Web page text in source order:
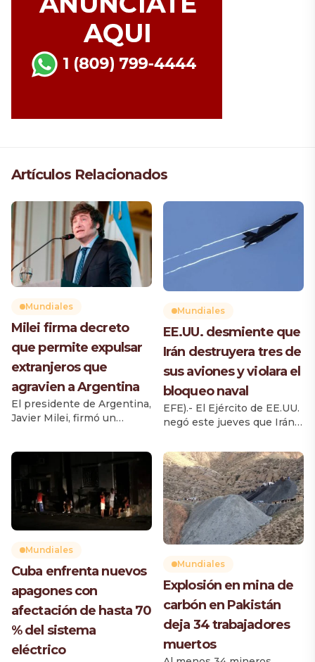
Artículos Relacionados
Mundiales
Milei firma decreto
que permite expulsar
extranjeros que
agravien a Argentina
El presidente de Argentina,
Javier Milei, firmó un
nuevas causas para impedir
el ingreso al país o cancelar
residencias de extranjeros
que hayan realizado
acciones consideradas
como agravios contra los
argentinos, su cultura o su
medida, publicada este
jueves en el Boletín Oficial,
[…]
Mundiales
EE.UU. desmiente que
Irán destruyera tres de
sus aviones y violara el
bloqueo naval
EFE).- El Ejército de EE.UU.
negó este jueves que Irán
aviones caza F-35 en un
ataque a una base aérea de
Jordania, y que un
petrolero haya violado el
bloqueo naval a los puertos
iraníes, como han
reportado medios de la
República Islámica. El
Comando Central del
Ejército de Estados […]
Mundiales
Cuba enfrenta nuevos
apagones con
afectación de hasta 70
% del sistema
eléctrico
Mundiales
Explosión en mina de
carbón en Pakistán
deja 34 trabajadores
muertos